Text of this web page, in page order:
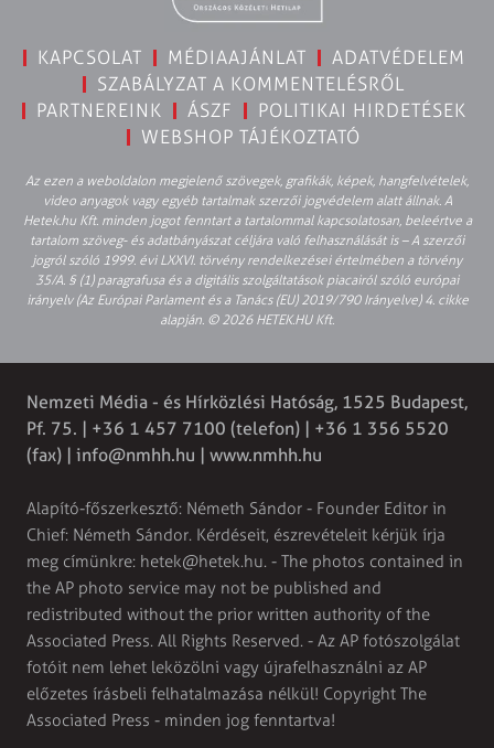
KAPCSOLAT MÉDIAAJÁNLAT
ADATVÉDELEM
SZABÁLYZAT A KOMMENTELÉSRŐL
PARTNEREINK
ÁSZF
POLITIKAI HIRDETÉSEK
WEBSHOP TÁJÉKOZTATÓ
Az ezen a weboldalon megjelenő szövegek, grafikák, képek, hangfelvételek,
video anyagok vagy egyéb tartalmak szerzői jogvédelem alatt állnak. A
Hetek.hu Kft. minden jogot fenntart a tartalommal kapcsolatosan, beleértve a
tartalom szöveg- és adatbányászat céljára való felhasználását is – A szerzői
jogról szóló 1999. évi LXXVI. törvény rendelkezései értelmében a törvény
35/A. § (1) paragrafusa és a digitális szolgáltatások piacairól szóló európai
irányelv (Az Európai Parlament és a Tanács (EU) 2019/790 Irányelve) 4. cikke
alapján. © 2026 HETEK.HU Kft.
Nemzeti Média - és Hírközlési Hatóság, 1525 Budapest,
Pf. 75. | +36 1 457 7100 (telefon) | +36 1 356 5520
(fax) | info@nmhh.hu | www.nmhh.hu
Alapító-főszerkesztő: Németh Sándor - Founder Editor in
Chief: Németh Sándor. Kérdéseit, észrevételeit kérjük írja
meg címünkre: hetek@hetek.hu. - The photos contained in
the AP photo service may not be published and
redistributed without the prior written authority of the
Associated Press. All Rights Reserved. - Az AP fotószolgálat
fotóit nem lehet leközölni vagy újrafelhasználni az AP
előzetes írásbeli felhatalmazása nélkül! Copyright The
Associated Press - minden jog fenntartva!